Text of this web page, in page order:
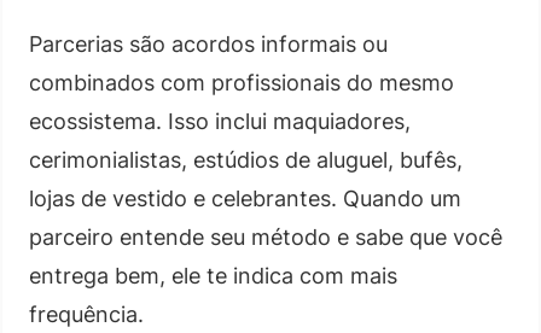
Parcerias são acordos informais ou
combinados com profissionais do mesmo
ecossistema. Isso inclui maquiadores,
cerimonialistas, estúdios de aluguel, bufês,
lojas de vestido e celebrantes. Quando um
parceiro entende seu método e sabe que você
entrega bem, ele te indica com mais
frequência.